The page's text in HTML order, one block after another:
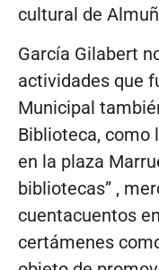
cultural de
García Gilabert
actividades que
Municipal
Biblioteca, como
en la plaza
bibliotecas” ,
cuentacuentos
certámenes